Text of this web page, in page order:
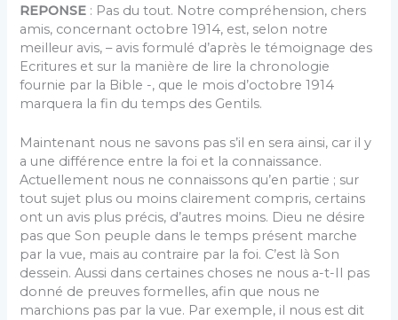
REPONSE : Pas du tout. Notre compréhension, chers
amis, concernant octobre 1914, est, selon notre
meilleur avis, – avis formulé d’après le témoignage des
Ecritures et sur la manière de lire la chronologie
fournie par la Bible -, que le mois d’octobre 1914
marquera la fin du temps des Gentils.
Maintenant nous ne savons pas s’il en sera ainsi, car il y
a une différence entre la foi et la connaissance.
Actuellement nous ne connaissons qu’en partie ; sur
tout sujet plus ou moins clairement compris, certains
ont un avis plus précis, d’autres moins. Dieu ne désire
pas que Son peuple dans le temps présent marche
par la vue, mais au contraire par la foi. C’est là Son
dessein. Aussi dans certaines choses ne nous a-t-Il pas
donné de preuves formelles, afin que nous ne
marchions pas par la vue. Par exemple, il nous est dit